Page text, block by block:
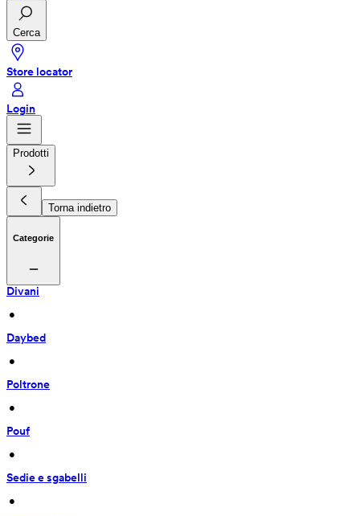
Cerca
Store locator
Login
Prodotti
Torna indietro
Categorie
Divani
•
Daybed
•
Poltrone
•
Pouf
•
Sedie e sgabelli
•